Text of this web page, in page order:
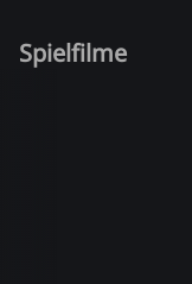
Spielfilme